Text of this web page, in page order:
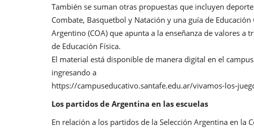
También se suman otras propuestas que incluyen
Combate, Basquetbol y Natación y una guía de
Argentino (COA) que apunta a la enseñanza de valores a
de Educación Física.
El material está disponible de manera digital en el
ingresando a
https://campuseducativo.santafe.edu.ar/vivamos-los-
Los partidos de Argentina en las escuelas
En relación a los partidos de la Selección Argentina en la